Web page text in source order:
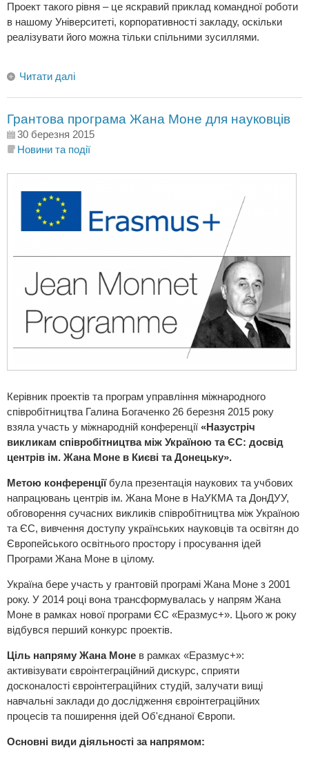
Проект такого рівня – це яскравий приклад командної роботи
в нашому Університеті, корпоративності закладу, оскільки
реалізувати його можна тільки спільними зусиллями.
Читати далі
Грантова програма Жана Моне для науковців
30 березня 2015
Новини та події
Керівник проектів та програм управління міжнародного
співробітництва Галина Богаченко 26 березня 2015 року
взяла участь у міжнародній конференції «Назустріч
викликам співробітництва між Україною та ЄС: досвід
центрів ім. Жана Моне в Києві та Донецьку».
Метою конференції була презентація наукових та учбових
напрацювань центрів ім. Жана Моне в НаУКМА та ДонДУУ,
обговорення сучасних викликів співробітництва між Україною
та ЄС, вивчення доступу українських науковців та освітян до
Європейського освітнього простору і просування ідей
Програми Жана Моне в цілому.
Україна бере участь у грантовій програмі Жана Моне з 2001
року. У 2014 році вона трансформувалась у напрям Жана
Моне в рамках нової програми ЄС «Еразмус+». Цього ж року
відбувся перший конкурс проектів.
Ціль напряму Жана Моне в рамках «Еразмус+»:
активізувати євроінтеграційний дискурс, сприяти
досконалості євроінтеграційних студій, залучати вищі
навчальні заклади до дослідження євроінтеграційних
процесів та поширення ідей Об'єднаної Європи.
Основні види діяльності за напрямом: